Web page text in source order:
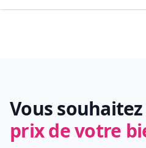
Vous
prix de votre